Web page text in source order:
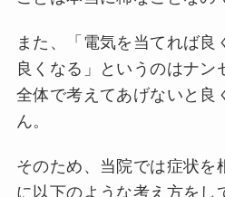
また、「電気を当てれば良
良くなる」というのはナン
全体で考えてあげないと良
ん。
そのため、当院では症状を
に以下のような考え方をし